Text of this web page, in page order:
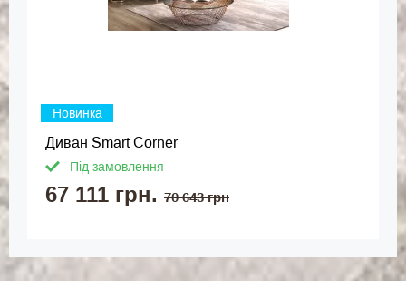
Новинка
Диван Smart Corner
Під замовлення
67 111 грн. 70 643 грн